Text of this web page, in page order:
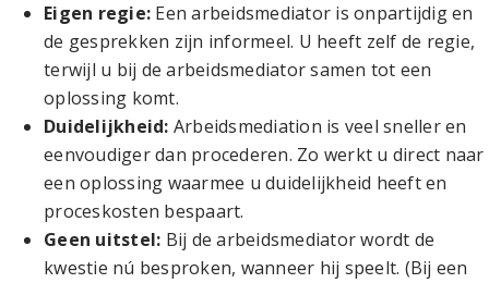
Eigen regie: Een arbeidsmediator is onpartijdig en
de gesprekken zijn informeel. U heeft zelf de regie,
terwijl u bij de arbeidsmediator samen tot een
oplossing komt.
Duidelijkheid: Arbeidsmediation is veel sneller en
eenvoudiger dan procederen. Zo werkt u direct naar
een oplossing waarmee u duidelijkheid heeft en
proceskosten bespaart.
Geen uitstel: Bij de arbeidsmediator wordt de
kwestie nú besproken, wanneer hij speelt. (Bij een